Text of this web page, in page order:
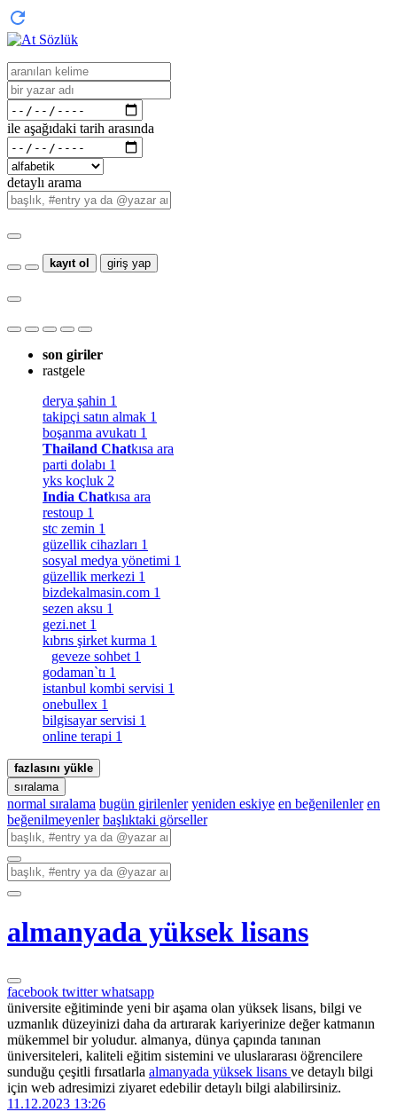
ile aşağıdaki tarih arasında
detaylı arama
kayıt ol giriş yap
son giriler
rastgele
derya şahin 1
takipçi satın almak 1
boşanma avukatı 1
Thailand Chatkısa ara
parti dolabı 1
yks koçluk 2
India Chatkısa ara
restoup 1
stc zemin 1
güzellik cihazları 1
sosyal medya yönetimi 1
güzellik merkezi 1
bizdekalmasin.com 1
sezen aksu 1
gezi.net 1
kıbrıs şirket kurma 1
geveze sohbet 1
godaman`tı 1
istanbul kombi servisi 1
onebullex 1
bilgisayar servisi 1
online terapi 1
fazlasını yükle
sıralama
normal sıralama bugün girilenler yeniden eskiye en beğenilenler en
beğenilmeyenler başlıktaki görseller
almanyada yüksek lisans
facebook twitterwhatsapp
üniversite eğitiminde yeni bir aşama olan yüksek lisans, bilgi ve
uzmanlık düzeyinizi daha da artırarak kariyerinize değer katmanın
mükemmel bir yoludur. almanya, dünya çapında tanınan
üniversiteleri, kaliteli eğitim sistemini ve uluslararası öğrencilere
sunduğu çeşitli fırsatlarla almanyada yüksek lisans ve detaylı bilgi
için web adresimizi ziyaret edebilir detaylı bilgi alabilirsiniz.
11.12.2023 13:26